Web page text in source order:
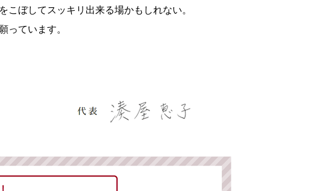
ぼしてスッキリ出来る場かもしれない。
っています。